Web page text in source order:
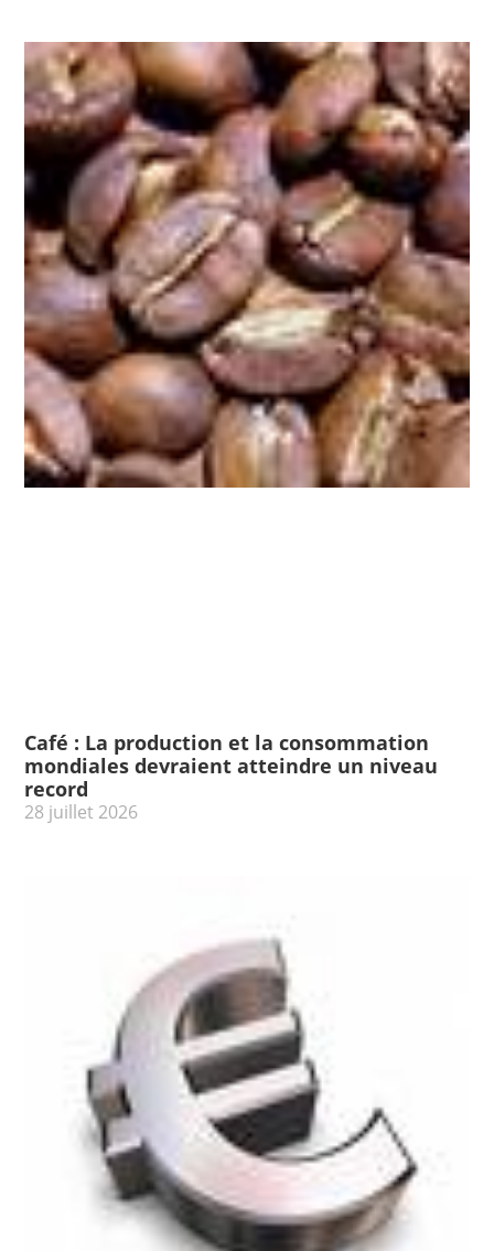
Café : La production et la consommation
mondiales devraient atteindre un niveau
record
28 juillet 2026